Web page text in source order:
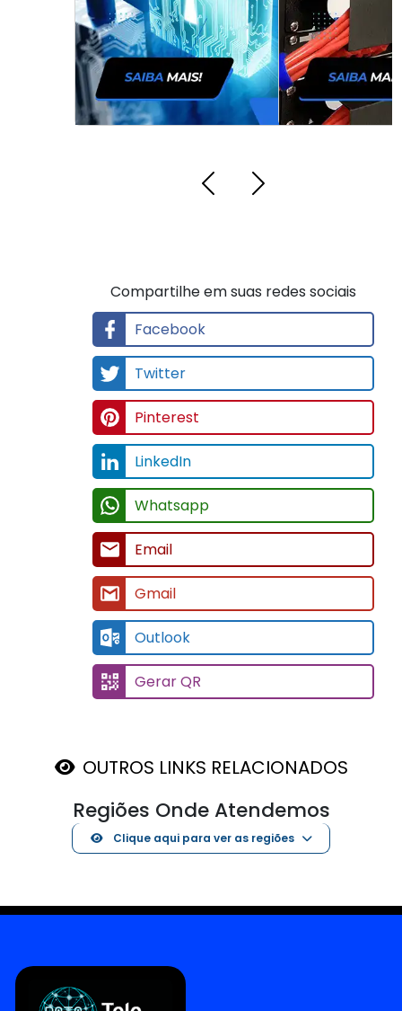
Compartilhe em suas redes sociais
Facebook
Twitter
Pinterest
LinkedIn
Whatsapp
Email
Gmail
Outlook
Gerar QR
OUTROS LINKS RELACIONADOS
Regiões Onde Atendemos
Clique aqui para ver as regiões